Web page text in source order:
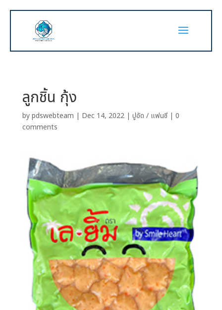
ลูกชิ้น กุ้ง
bypdswebteam | Dec 14, 2022| ปูอัด / แฟนซี| 0
comments